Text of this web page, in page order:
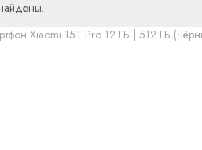
Xiaomi 15T Pro 12 ГБ | 512 ГБ